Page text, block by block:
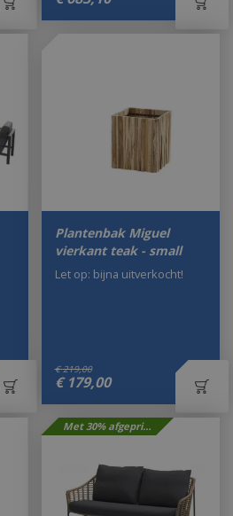
Plantenbak Miguel
vierkant teak - small
€ 219,00
€ 179,00
Let op: bijna uitverkocht!
Met 30% afgeprijsd